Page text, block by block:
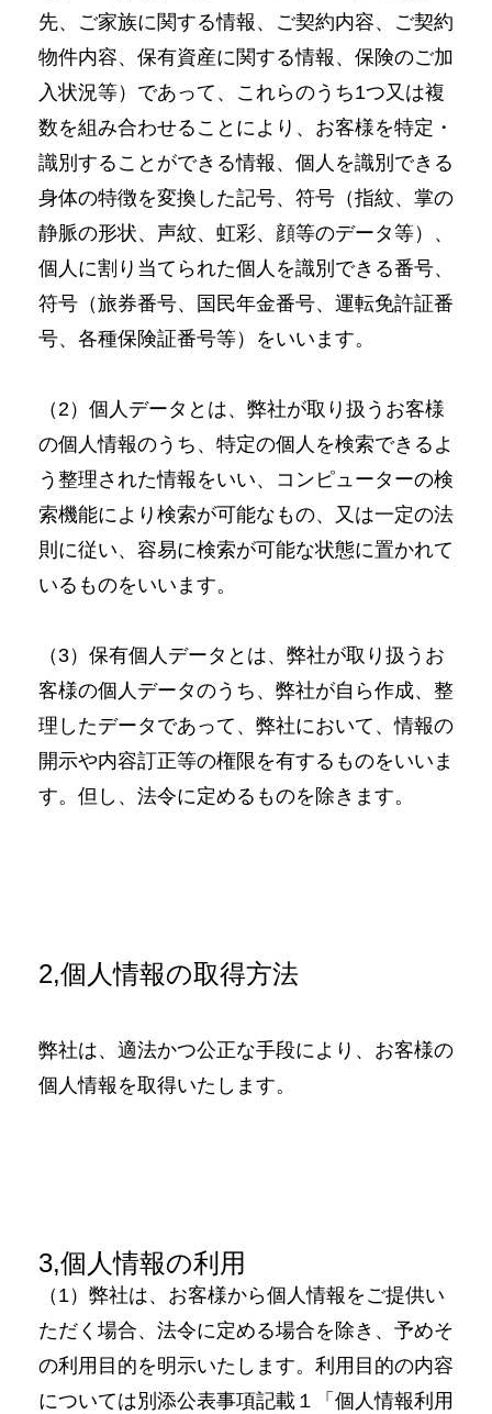
先、ご家族に関する情報、ご契約内容、ご契約
物件内容、保有資産に関する情報、保険のご加
入状況等）であって、これらのうち1つ又は複
数を組み合わせることにより、お客様を特定・
識別することができる情報、個人を識別できる
身体の特徴を変換した記号、符号（指紋、掌の
静脈の形状、声紋、虹彩、顔等のデータ等）、
個人に割り当てられた個人を識別できる番号、
符号（旅券番号、国民年金番号、運転免許証番
号、各種保険証番号等）をいいます。
（2）個人データとは、弊社が取り扱うお客様
の個人情報のうち、特定の個人を検索できるよ
う整理された情報をいい、コンピューターの検
索機能により検索が可能なもの、又は一定の法
則に従い、容易に検索が可能な状態に置かれて
いるものをいいます。
（3）保有個人データとは、弊社が取り扱うお
客様の個人データのうち、弊社が自ら作成、整
理したデータであって、弊社において、情報の
開示や内容訂正等の権限を有するものをいいま
す。但し、法令に定めるものを除きます。
2,個人情報の取得方法
弊社は、適法かつ公正な手段により、お客様の
個人情報を取得いたします。
3,個人情報の利用
（1）弊社は、お客様から個人情報をご提供い
ただく場合、法令に定める場合を除き、予めそ
の利用目的を明示いたします。利用目的の内容
については別添公表事項記載１「個人情報利用